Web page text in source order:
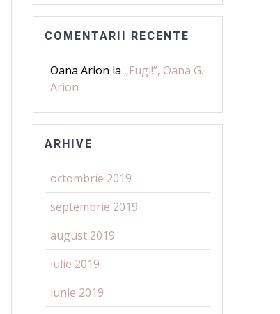
COMENTARII RECENTE
Oana Arion la „Fugi!”, Oana G.
Arion
ARHIVE
octombrie 2019
septembrie 2019
august 2019
iulie 2019
iunie 2019